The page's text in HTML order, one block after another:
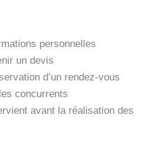
personnelles
un devis
d’un rendez-vous
concurrents
avant la réalisation des